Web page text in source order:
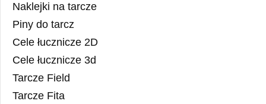
Naklejki na tarcze
Piny do tarcz
Cele łucznicze 2D
Cele łucznicze 3d
Tarcze Field
Tarcze Fita